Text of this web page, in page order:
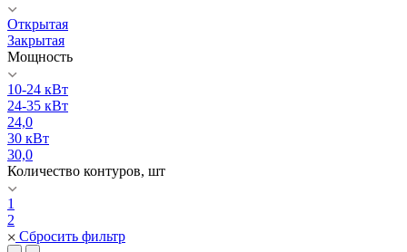
Открытая
Закрытая
Мощность
10-24 кВт
24-35 кВт
24,0
30 кВт
30,0
Количество контуров, шт
1
2
Сбросить фильтр